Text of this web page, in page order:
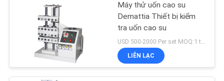
Máy thử uốn cao su
Demattia Thiết bị kiểm
tra uốn cao su
LIÊN LẠC